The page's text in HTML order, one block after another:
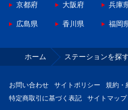
京都府 大阪府 兵庫
広島県 香川県 福岡
ホーム ステーションを探
お問い合わせ サイトポリシー
規約・
特定商取引に基づく表記
サイトマップ